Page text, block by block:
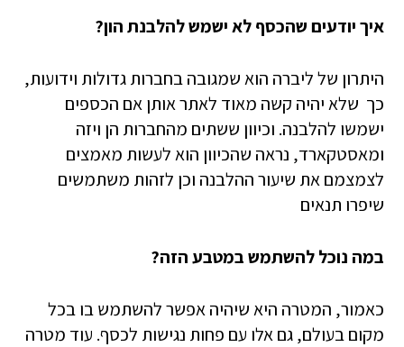
איך יודעים שהכסף לא ישמש להלבנת הון?
היתרון של ליברה הוא שמגובה בחברות גדולות וידועות,
כך שלא יהיה קשה מאוד לאתר אותן אם הכספים
ישמשו להלבנה. וכיוון ששתים מהחברות הן ויזה
ומאסטקארד, נראה שהכיוון הוא לעשות מאמצים
לצמצמם את שיעור ההלבנה וכן לזהות משתמשים
שיפרו תנאים
במה נוכל להשתמש במטבע הזה?
כאמור, המטרה היא שיהיה אפשר להשתמש בו בכל
מקום בעולם, גם אלו עם פחות נגישות לכסף. עוד מטרה